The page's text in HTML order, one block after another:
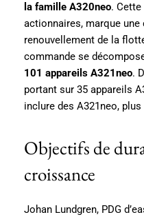
la famille A320neo.
actionnaires, marque
renouvellement de la
commande se
101 appareils A321neo.
portant sur 35 appareils
inclure des A321neo, plus
Objectifs de
croissance
Johan Lundgren, PDG